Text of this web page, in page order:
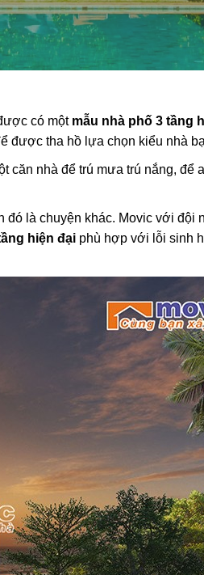
có một mẫu nhà phố 3 tầng
được tha hồ lựa chọn kiểu nhà
căn nhà để trú mưa trú nắng, để
là chuyện khác. Movic với đội
hiện đại phù hợp với lỗi sinh